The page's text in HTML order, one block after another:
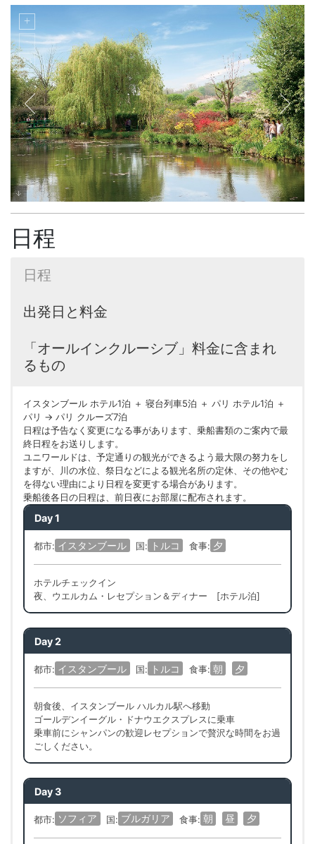
日程
日程
出発日と料金
「オールインクルーシブ」料金に含まれ
るもの
イスタンブール ホテル1泊 ＋ 寝台列車5泊 ＋ パリ ホテル1泊 ＋
パリ → パリ クルーズ7泊
日程は予告なく変更になる事があります、乗船書類のご案内で最
終日程をお送りします。
ユニワールドは、予定通りの観光ができるよう最大限の努力をし
ますが、川の水位、祭日などによる観光名所の定休、その他やむ
を得ない理由により日程を変更する場合があります。
乗船後各日の日程は、前日夜にお部屋に配布されます。
Day 1
都市: イスタンブール 国: トルコ 食事: 夕
ホテルチェックイン
夜、ウエルカム・レセプション＆ディナー [ホテル泊]
Day 2
都市: イスタンブール 国: トルコ 食事: 朝 夕
朝食後、イスタンブール ハルカル駅へ移動
ゴールデンイーグル・ドナウエクスプレスに乗車
乗車前にシャンパンの歓迎レセプションで贅沢な時間をお過
ごしください。
Day 3
都市: ソフィア 国: ブルガリア 食事: 朝 昼 夕